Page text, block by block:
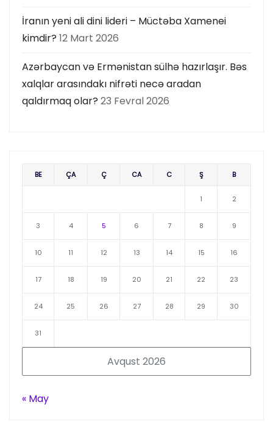
İranın yeni ali dini lideri – Müctəba Xamenei
kimdir? 12 Mart 2026
Azərbaycan və Ermənistan sülhə hazırlaşır. Bəs
xalqlar arasındakı nifrəti necə aradan
qaldırmaq olar? 23 Fevral 2026
Avqust 2026
BE ÇA Ç CA C Ş B
1 2
3 4 5 6 7 8 9
10 11 12 13 14 15 16
17 18 19 20 21 22 23
24 25 26 27 28 29 30
31
« May